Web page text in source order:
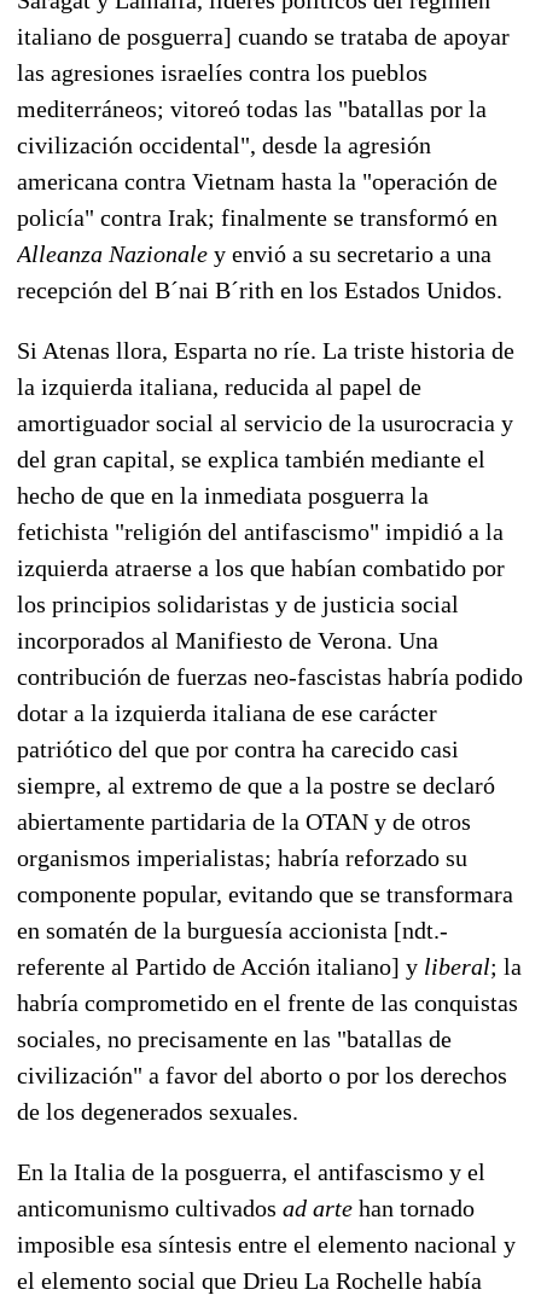
italiano de posguerra] cuando se trataba de apoyar
las agresiones israelíes contra los pueblos
mediterráneos; vitoreó todas las "batallas por la
civilización occidental", desde la agresión
americana contra Vietnam hasta la "operación de
policía" contra Irak; finalmente se transformó en
Alleanza Nazionale y envió a su secretario a una
recepción del B´nai B´rith en los Estados Unidos.
Si Atenas llora, Esparta no ríe. La triste historia de
la izquierda italiana, reducida al papel de
amortiguador social al servicio de la usurocracia y
del gran capital, se explica también mediante el
hecho de que en la inmediata posguerra la
fetichista "religión del antifascismo" impidió a la
izquierda atraerse a los que habían combatido por
los principios solidaristas y de justicia social
incorporados al Manifiesto de Verona. Una
contribución de fuerzas neo-fascistas habría podido
dotar a la izquierda italiana de ese carácter
patriótico del que por contra ha carecido casi
siempre, al extremo de que a la postre se declaró
abiertamente partidaria de la OTAN y de otros
organismos imperialistas; habría reforzado su
componente popular, evitando que se transformara
en somatén de la burguesía accionista [ndt.-
referente al Partido de Acción italiano] y liberal; la
habría comprometido en el frente de las conquistas
sociales, no precisamente en las "batallas de
civilización" a favor del aborto o por los derechos
de los degenerados sexuales.
En la Italia de la posguerra, el antifascismo y el
anticomunismo cultivados ad arte han tornado
imposible esa síntesis entre el elemento nacional y
el elemento social que Drieu La Rochelle había